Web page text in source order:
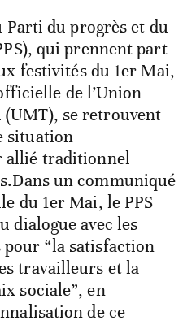
Parti du progrès et du
qui prennent part
festivités du 1er Mai,
de l’Union
se retrouvent
situation
allié traditionnel
un communiqué
du 1er Mai, le PPS
dialogue avec les
“la satisfaction
travailleurs et la
sociale”, en
de ce